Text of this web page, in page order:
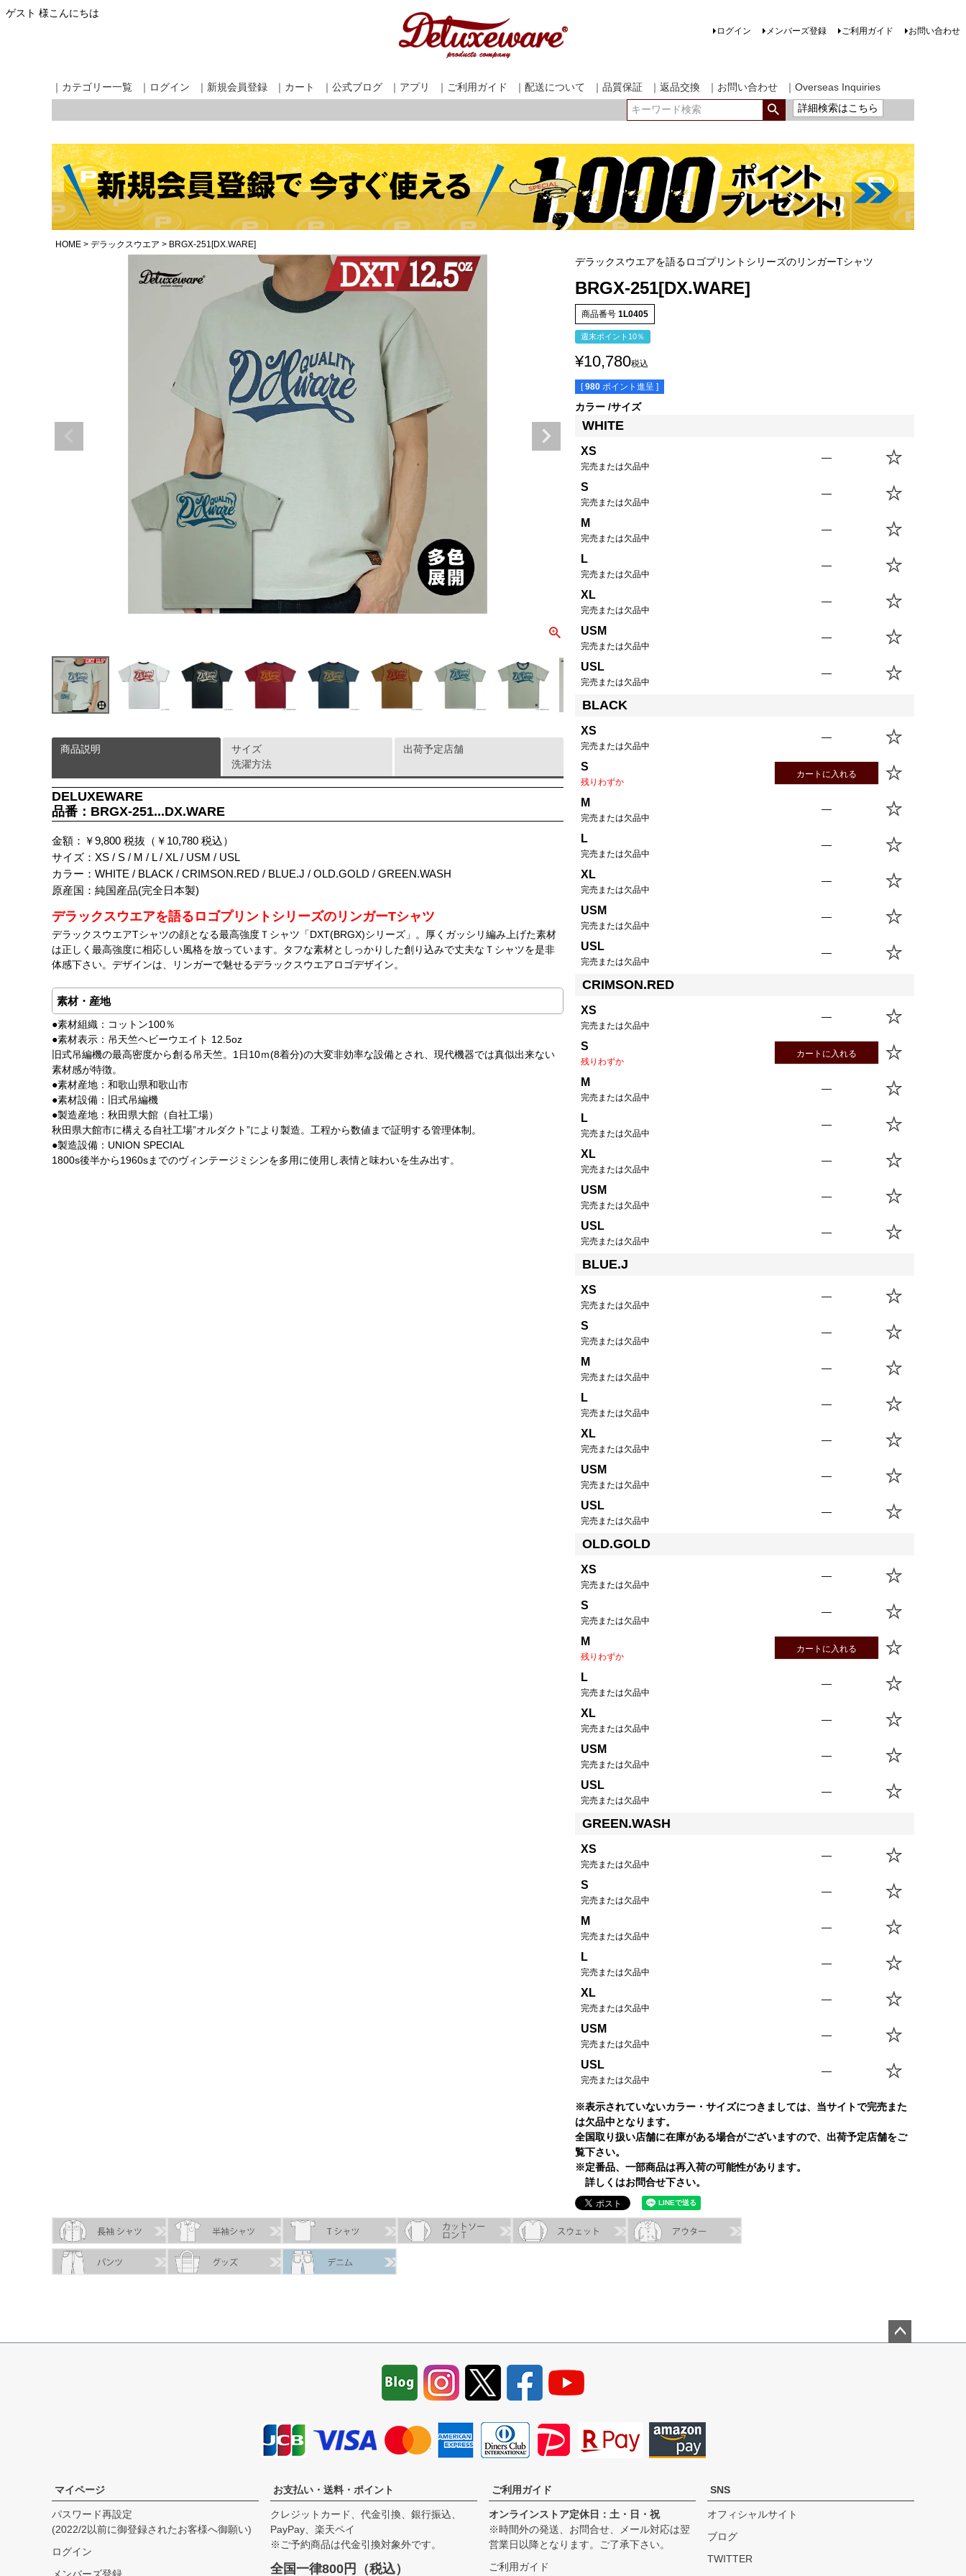
ゲスト 様こんにちは
ログイン メンバーズ登録 ご利用ガイド お問い合わせ
｜カテゴリー一覧 ｜ログイン ｜新規会員登録 ｜カート ｜公式ブログ ｜アプリ ｜ご利用ガイド ｜配送について ｜品質保証 ｜返品交換 ｜お問い合わせ
｜Overseas Inquiries
詳細検索はこちら
HOME デラックスウエア BRGX-251[DX.WARE]
商品説明
DELUXEWARE
品番：BRGX-251...DX.WARE
金額：￥9,800 税抜（￥10,780 税込）
サイズ：XS / S / M / L / XL / USM / USL
カラー：WHITE / BLACK / CRIMSON.RED / BLUE.J / OLD.GOLD / GREEN.WASH
原産国：純国産品(完全日本製)
デラックスウエアを語るロゴプリントシリーズのリンガーTシャツ
デラックスウエアTシャツの顔となる最高強度Ｔシャツ「DXT(BRGX)シリーズ」。厚くガッシリ編み上げた素材
は正しく最高強度に相応しい風格を放っています。タフな素材としっかりした創り込みで丈夫なＴシャツを是非
体感下さい。デザインは、リンガーで魅せるデラックスウエアロゴデザイン。
素材・産地
●素材組織：コットン100％
●素材表示：吊天竺ヘビーウエイト 12.5oz
旧式吊編機の最高密度から創る吊天竺。1日10ｍ(8着分)の大変非効率な設備とされ、現代機器では真似出来ない
素材感が特徴。
●素材産地：和歌山県和歌山市
●素材設備：旧式吊編機
●製造産地：秋田県大館（自社工場）
秋田県大館市に構える自社工場”オルダクト”により製造。工程から数値まで証明する管理体制。
●製造設備：UNION SPECIAL
1800s後半から1960sまでのヴィンテージミシンを多用に使用し表情と味わいを生み出す。
サイズ
洗濯方法
出荷予定店舗
デラックスウエアを語るロゴプリントシリーズのリンガーTシャツ
BRGX-251[DX.WARE]
商品番号 1L0405
週末ポイント10％
¥10,780税込
[ 980 ポイント進呈 ]
カラー サイズ
WHITE
XS
完売または欠品中
—
S
完売または欠品中
—
M
完売または欠品中
—
L
完売または欠品中
—
XL
完売または欠品中
—
USM
完売または欠品中
—
USL
完売または欠品中
—
BLACK
XS
完売または欠品中
—
S
残りわずか
カートに入れる
M
完売または欠品中
—
L
完売または欠品中
—
XL
完売または欠品中
—
USM
完売または欠品中
—
USL
完売または欠品中
—
CRIMSON.RED
XS
完売または欠品中
—
S
残りわずか
カートに入れる
M
完売または欠品中
—
L
完売または欠品中
—
XL
完売または欠品中
—
USM
完売または欠品中
—
USL
完売または欠品中
—
BLUE.J
XS
完売または欠品中
—
S
完売または欠品中
—
M
完売または欠品中
—
L
完売または欠品中
—
XL
完売または欠品中
—
USM
完売または欠品中
—
USL
完売または欠品中
—
OLD.GOLD
XS
完売または欠品中
—
S
完売または欠品中
—
M
残りわずか
カートに入れる
L
完売または欠品中
—
XL
完売または欠品中
—
USM
完売または欠品中
—
USL
完売または欠品中
—
GREEN.WASH
XS
完売または欠品中
—
S
完売または欠品中
—
M
完売または欠品中
—
L
完売または欠品中
—
XL
完売または欠品中
—
USM
完売または欠品中
—
USL
完売または欠品中
—
※表示されていないカラー・サイズにつきましては、当サイトで完売また
は欠品中となります。
全国取り扱い店舗に在庫がある場合がございますので、出荷予定店舗をご
覧下さい。
※定番品、一部商品は再入荷の可能性があります。
詳しくはお問合せ下さい。
マイページ
パスワード再設定
(2022/2以前に御登録されたお客様へ御願い)
ログイン
お支払い・送料・ポイント
クレジットカード、代金引換、銀行振込、
PayPay、楽天ペイ
※ご予約商品は代金引換対象外です。
全国一律800円（税込）
ご利用ガイド
オンラインストア定休日：土・日・祝
※時間外の発送、お問合せ、メール対応は翌
営業日以降となります。ご了承下さい。
ご利用ガイド
SNS
オフィシャルサイト
ブログ
TWITTER